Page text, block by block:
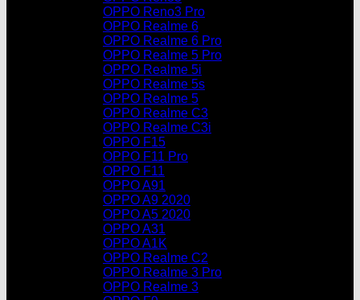
OPPO Reno3 Pro
OPPO Realme 6
OPPO Realme 6 Pro
OPPO Realme 5 Pro
OPPO Realme 5i
OPPO Realme 5s
OPPO Realme 5
OPPO Realme C3
OPPO Realme C3i
OPPO F15
OPPO F11 Pro
OPPO F11
OPPO A91
OPPO A9 2020
OPPO A5 2020
OPPO A31
OPPO A1K
OPPO Realme C2
OPPO Realme 3 Pro
OPPO Realme 3